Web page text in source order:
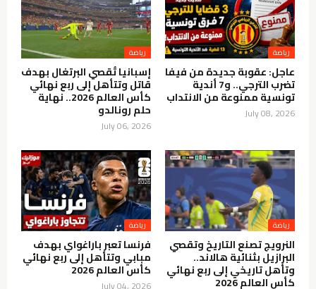
رياضة
عاجل: عقوبة جديدة من فيفا
تضرب الترجي.. و7 أندية
تونسية ممنوعة من الانتداب
July 08, 2026
رياضة
إسبانيا تُقصي البرتغال بهدف
قاتل وتتأهل إلى ربع نهائي
كأس العالم 2026.. نهاية
حلم رونالدو
July 06, 2026
رياضة
النرويج تصنع التاريخ وتقصي
البرازيل بثنائية هالاند..
وتأهل تاريخي إلى ربع نهائي
كأس العالم 2026
رياضة
فرنسا تعبر باراغواي بهدف
مبابي وتتأهل إلى ربع نهائي
كأس العالم 2026